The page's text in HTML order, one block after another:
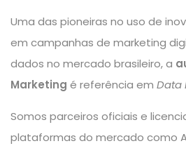
Uma das pioneiras no uso de
em campanhas de marketing
dados no mercado brasileiro, a
Marketing é referência em Data
Somos parceiros oficiais e
plataformas do mercado como